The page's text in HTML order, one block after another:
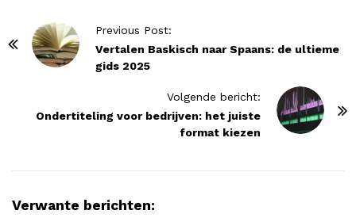
Previous Post:
Vertalen Baskisch naar Spaans: de ultieme
gids 2025
Volgende bericht:
Ondertiteling voor bedrijven: het juiste
format kiezen
Verwante berichten: